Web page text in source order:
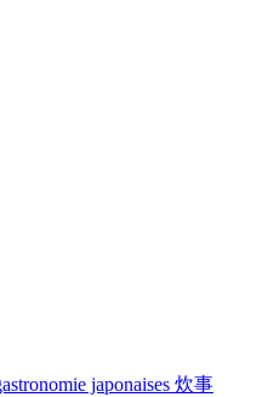
japonaises 炊事